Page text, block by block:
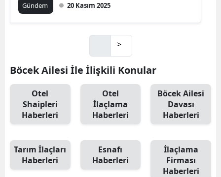
Gündem 20 Kasım 2025
>
Böcek Ailesi İle İlişkili Konular
Otel
Shaipleri
Haberleri
Otel
İlaçlama
Haberleri
Böcek Ailesi
Davası
Haberleri
Tarım İlaçları
Haberleri
Esnafı
Haberleri
İlaçlama
Firması
Haberleri